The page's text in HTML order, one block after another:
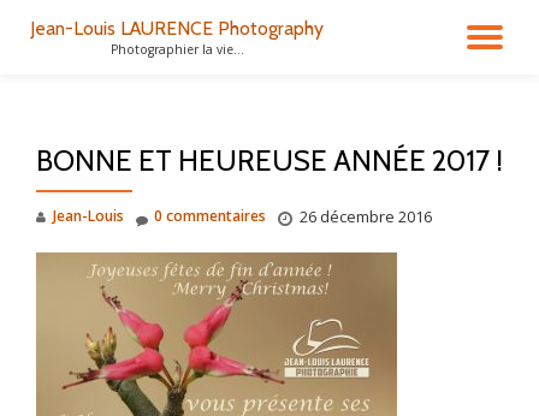
Jean-Louis LAURENCE Photography
Photographier la vie...
BONNE ET HEUREUSE ANNÉE 2017 !
Jean-Louis 26 décembre 2016
0 commentaires